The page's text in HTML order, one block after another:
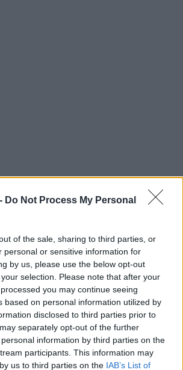
Do Not Process My Personal
of the sale, sharing to third parties, or
personal or sensitive information for
by us, please use the below opt-out
selection. Please note that after your
you may continue seeing
based on personal information utilized by
disclosed to third parties prior to
separately opt-out of the further
information by third parties on the
participants. This information may
us to third parties on the IAB’s List of
μέσα από τις μεταρρυθμίσεις
την Μέρκελ εισάγοντας,
ΤΑΞΙ , χιλιάδες αυτοκίνητα για
δωρεάν άδειες.